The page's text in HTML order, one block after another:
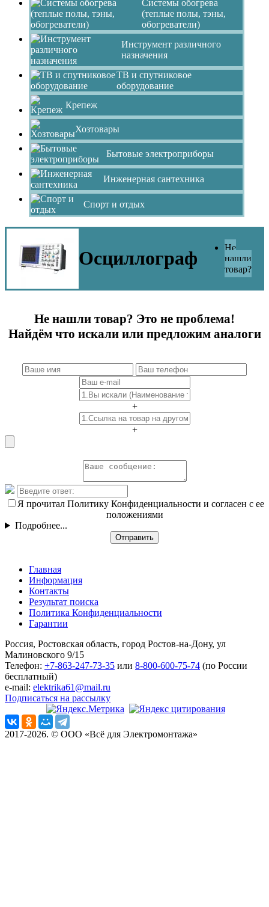
Системы обогрева
(теплые полы, тэны,
обогреватели)
Инструмент различного
назначения
ТВ и спутниковое
оборудование
Крепеж
Хозтовары
Бытовые электроприборы
Инженерная сантехника
Спорт и отдых
Осциллограф
Не
нашли
товар?
Не нашли товар? Это не проблема!
Найдём что искали или предложим аналоги
+
+
Я прочитал Политику Конфиденциальности и согласен с ее
положениями
Подробнее...
Отправить
Главная
Информация
Контакты
Результат поиска
Политика Конфиденциальности
Гарантии
Россия, Ростовская область, город Ростов-на-Дону, ул
Малиновского 9/15
Телефон: +7-863-247-73-35 или 8-800-600-75-74 (по России
бесплатный)
e-mail: elektrika61@mail.ru
Подписаться на рассылку
2017-2026. © ООО «Всё для Электромонтажа»